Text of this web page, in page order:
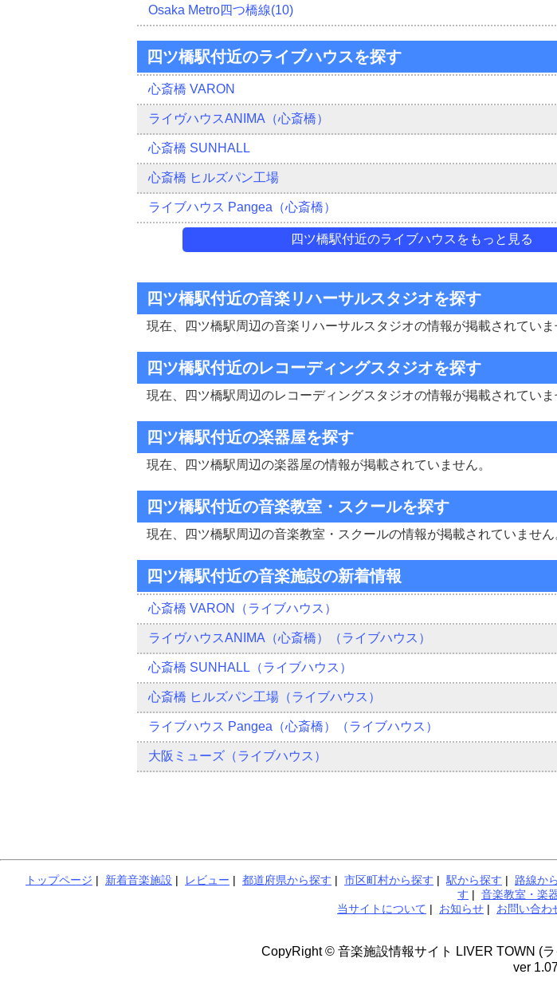
Osaka Metro四つ橋線(10)
四ツ橋駅付近のライブハウスを探す
心斎橋 VARON
ライヴハウスANIMA（心斎橋）
心斎橋 SUNHALL
心斎橋 ヒルズパン工場
ライブハウス Pangea（心斎橋）
四ツ橋駅付近のライブハウスをもっと見る
四ツ橋駅付近の音楽リハーサルスタジオを探す
現在、四ツ橋駅周辺の音楽リハーサルスタジオの情報が掲載されていま
四ツ橋駅付近のレコーディングスタジオを探す
現在、四ツ橋駅周辺のレコーディングスタジオの情報が掲載されていま
四ツ橋駅付近の楽器屋を探す
現在、四ツ橋駅周辺の楽器屋の情報が掲載されていません。
四ツ橋駅付近の音楽教室・スクールを探す
現在、四ツ橋駅周辺の音楽教室・スクールの情報が掲載されていません
四ツ橋駅付近の音楽施設の新着情報
心斎橋 VARON（ライブハウス）
ライヴハウスANIMA（心斎橋）（ライブハウス）
心斎橋 SUNHALL（ライブハウス）
心斎橋 ヒルズパン工場（ライブハウス）
ライブハウス Pangea（心斎橋）（ライブハウス）
大阪ミューズ（ライブハウス）
トップページ | 新着音楽施設 | レビュー | 都道府県から探す | 市区町村から探す | 駅から探す | 路線か
す | 音楽教室・楽
当サイトについて | お知らせ | お問い合わ
CopyRight © 音楽施設情報サイト LIVER TOWN (
ver